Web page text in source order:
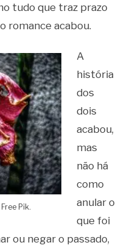
tudo que traz prazo
romance acabou.
Pik.
A
história
dos
dois
acabou,
mas
não há
como
anular o
que foi
ou negar o passado,